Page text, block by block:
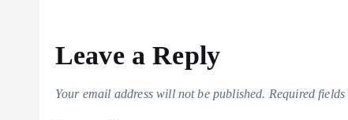
Leave a Reply
Your email address will not be published. Required